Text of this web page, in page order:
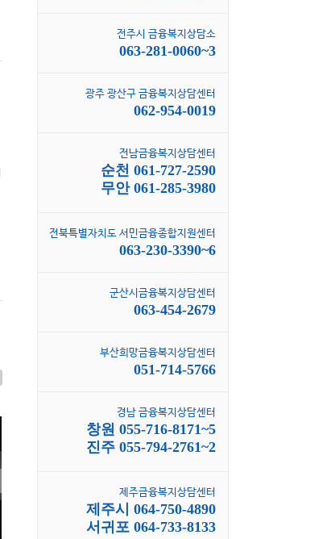
전주시 금융복지상담소
063-281-0060~3
광주 광산구 금융복지상담센터
062-954-0019
전남금융복지상담센터
순천 061-727-2590
무안 061-285-3980
전북특별자치도 서민금융종합지원센터
063-230-3390~6
군산시금융복지상담센터
063-454-2679
부산희망금융복지상담센터
051-714-5766
경남 금융복지상담센터
창원 055-716-8171~5
진주 055-794-2761~2
제주금융복지상담센터
제주시 064-750-4890
서귀포 064-733-8133